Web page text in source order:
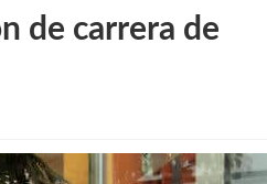
de carrera de